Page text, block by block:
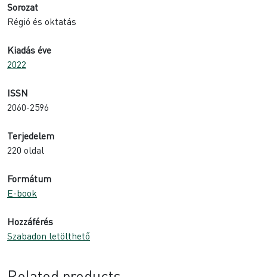
Sorozat
Régió és oktatás
Kiadás éve
2022
ISSN
2060-2596
Terjedelem
220 oldal
Formátum
E-book
Hozzáférés
Szabadon letölthető